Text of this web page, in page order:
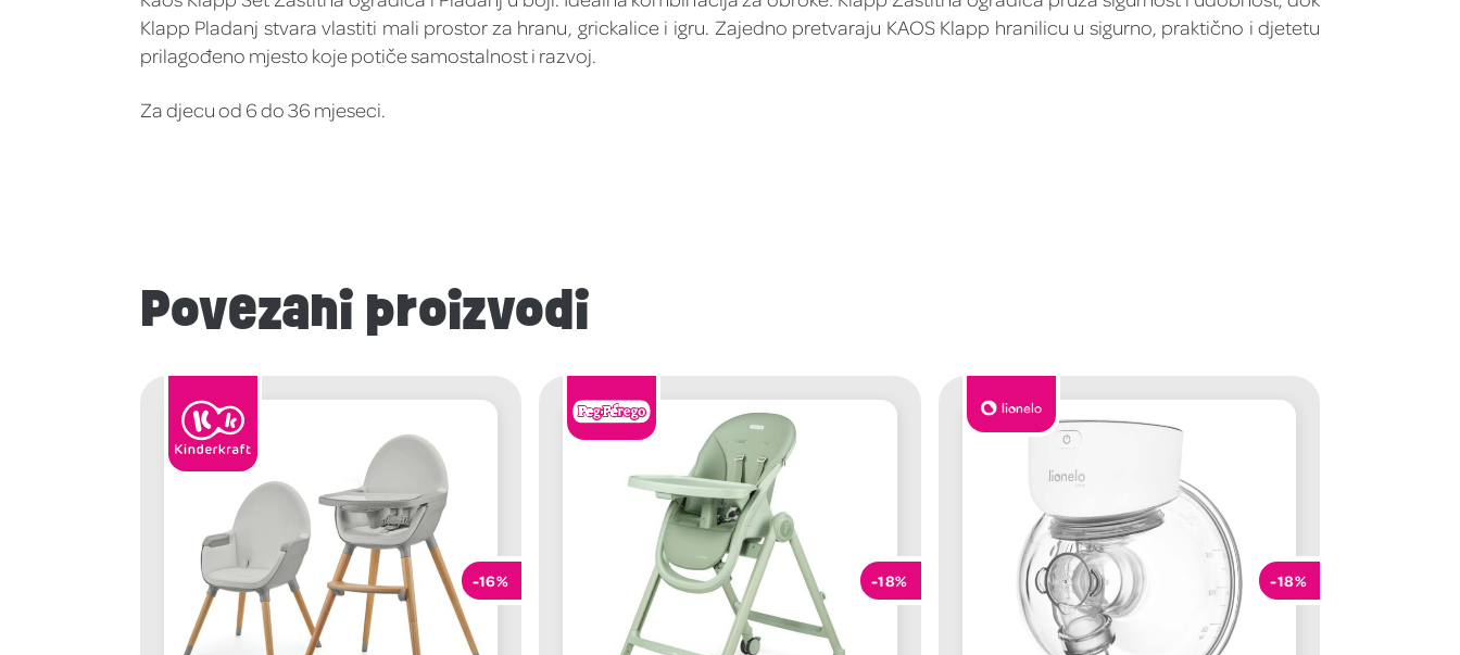
Klapp Pladanj stvara vlastiti mali prostor za hranu, grickalice i igru. Zajedno pretvaraju KAOS Klapp hranilicu u sigurno, praktično i djetetu
prilagođeno mjesto koje potiče samostalnost i razvoj.
Za djecu od 6 do 36 mjeseci.
Povezani proizvodi
-16% -18% -18%